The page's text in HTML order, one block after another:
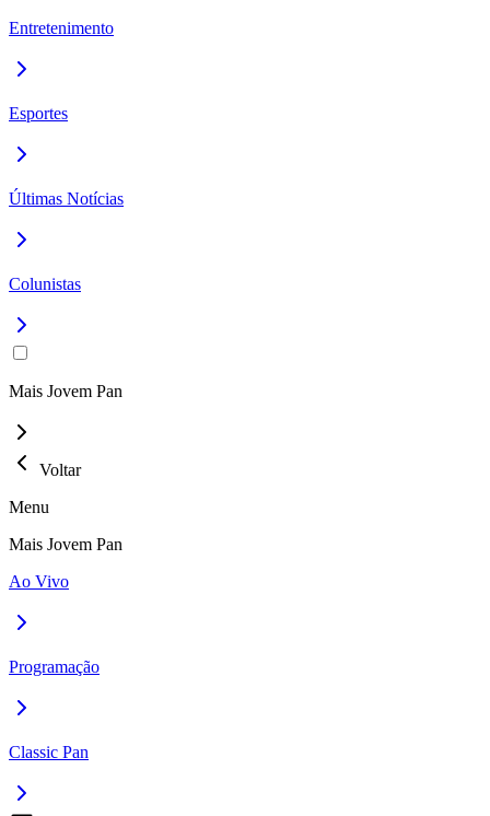
Entretenimento
Esportes
Últimas Notícias
Colunistas
Mais Jovem Pan
Voltar
Menu
Mais Jovem Pan
Ao Vivo
Programação
Classic Pan